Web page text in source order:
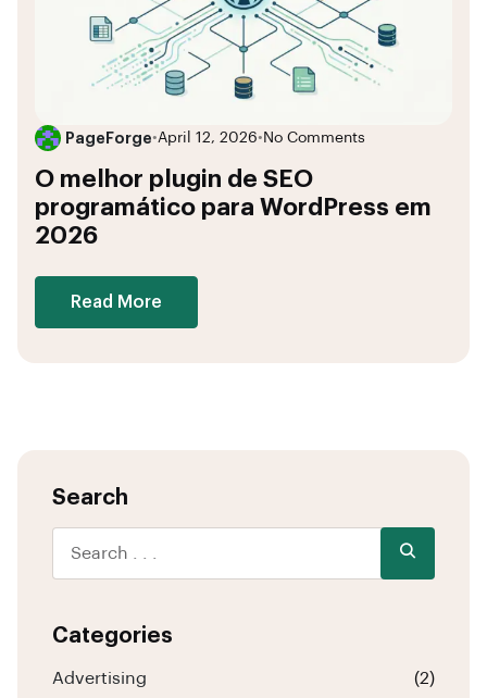
PageForge•April 12, 2026• No Comments
O melhor plugin de SEO
programático para WordPress em
2026
Read More
Search
Categories
Advertising (2)